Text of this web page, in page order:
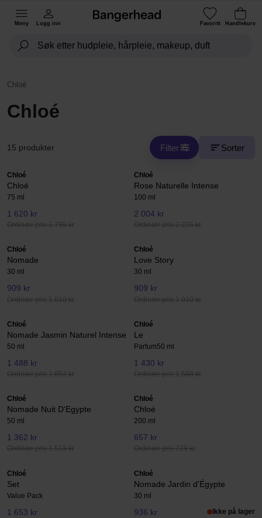
Meny Logg inn Favoritt Handlekurv
Chloé
Chloé
15 produkter Filter Sorter
Chloé
Chloé
75 ml
1 620 kr
Ordinær pris 1 799 kr
Chloé
Rose Naturelle Intense
100 ml
2 004 kr
Ordinær pris 2 226 kr
Chloé
Nomade
30 ml
909 kr
Ordinær pris 1 010 kr
Chloé
Love Story
30 ml
909 kr
Ordinær pris 1 010 kr
Chloé
Nomade Jasmin Naturel Intense
50 ml
1 488 kr
Ordinær pris 1 653 kr
Chloé
Le
Parfum50 ml
1 430 kr
Ordinær pris 1 588 kr
Chloé
Nomade Nuit D'Egypte
50 ml
1 362 kr
Ordinær pris 1 513 kr
Chloé
Chloé
200 ml
657 kr
Ordinær pris 729 kr
Chloé
Set
Value Pack
1 653 kr
Chloé
Nomade Jardin d'Égypte
30 ml
936 kr Ikke på lager